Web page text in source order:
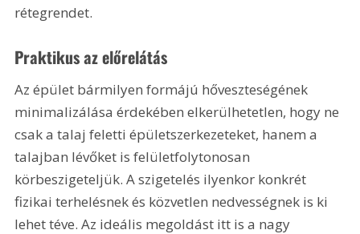
rétegrendet.
Praktikus az előrelátás
Az épület bármilyen formájú hőveszteségének
minimalizálása érdekében elkerülhetetlen, hogy ne
csak a talaj feletti épületszerkezeteket, hanem a
talajban lévőket is felületfolytonosan
körbeszigeteljük. A szigetelés ilyenkor konkrét
fizikai terhelésnek és közvetlen nedvességnek is ki
lehet téve. Az ideális megoldást itt is a nagy